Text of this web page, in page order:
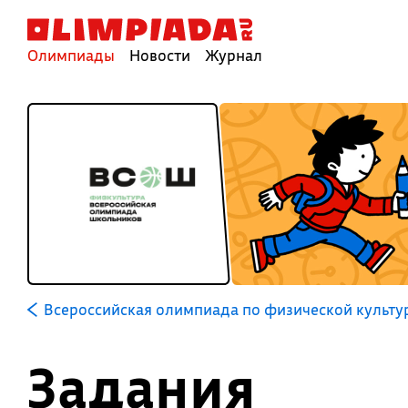
Олимпиады Новости Журнал
Всероссийская олимпиада по физической
Задания